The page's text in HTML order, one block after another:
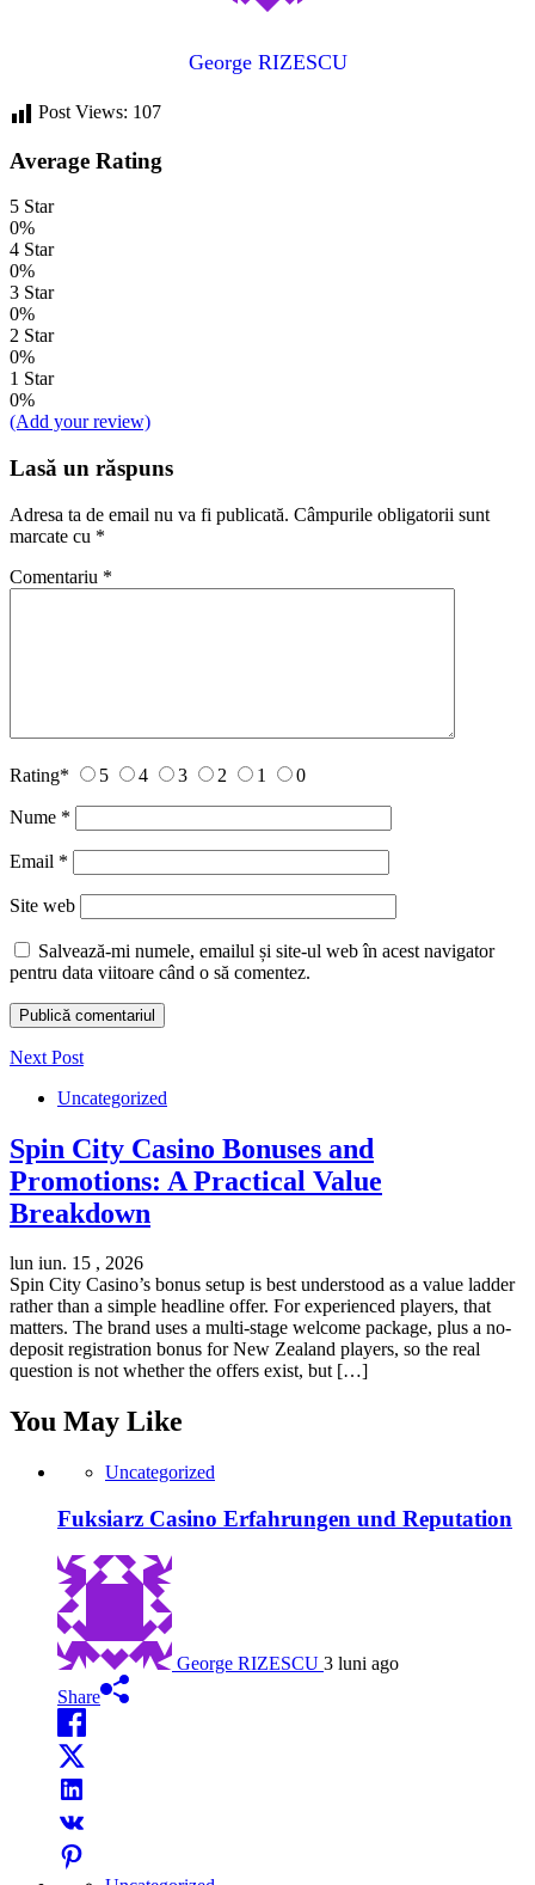
George RIZESCU
Post Views: 107
Average Rating
5 Star
0%
4 Star
0%
3 Star
0%
2 Star
0%
1 Star
0%
(Add your review)
Lasă un răspuns
Adresa ta de email nu va fi publicată. Câmpurile obligatorii sunt
marcate cu *
Comentariu *
Rating* 5 4 3 2 1 0
Nume *
Email *
Site web
Salvează-mi numele, emailul și site-ul web în acest navigator
pentru data viitoare când o să comentez.
Next Post
Uncategorized
Spin City Casino Bonuses and
Promotions: A Practical Value
Breakdown
lun iun. 15 , 2026
Spin City Casino’s bonus setup is best understood as a value ladder
rather than a simple headline offer. For experienced players, that
matters. The brand uses a multi-stage welcome package, plus a no-
deposit registration bonus for New Zealand players, so the real
question is not whether the offers exist, but […]
You May Like
Uncategorized
Fuksiarz Casino Erfahrungen und Reputation
George RIZESCU 3 luni ago
Share